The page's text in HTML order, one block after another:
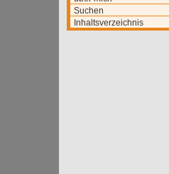
Suchen
Inhaltsverzeichnis